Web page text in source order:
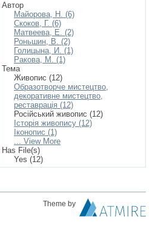
Автор
Майорова, Н. (6)
Скоков, Г. (6)
Матвеева, Е. (2)
Роньшин, В. (2)
Голицына, И. (1)
Ракова, М. (1)
Тема
Живопис (12)
Образотворче мистецтво,
декоративне мистецтво,
реставрація (12)
Російський живопис (12)
Історія живопису (12)
Іконопис (1)
... View More
Has File(s)
Yes (12)
Theme by